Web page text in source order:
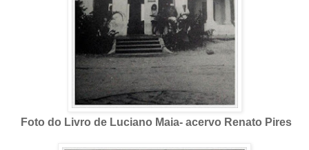
Foto do Livro de Luciano Maia- acervo Renato Pires